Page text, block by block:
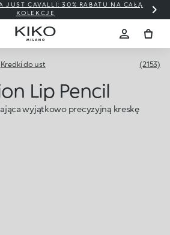
JUST CAVALLI: 30% RABATU NA CAŁĄ
KOLEKCJĘ
Kredki do ust (2153)
Lip Pencil
wyjątkowo precyzyjną kreskę